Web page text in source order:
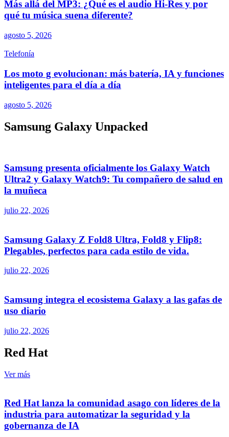
Más allá del MP3: ¿Qué es el audio Hi-Res y por
qué tu música suena diferente?
agosto 5, 2026
Telefonía
Los moto g evolucionan: más batería, IA y funciones
inteligentes para el día a día
agosto 5, 2026
Samsung Galaxy Unpacked
Samsung presenta oficialmente los Galaxy Watch
Ultra2 y Galaxy Watch9: Tu compañero de salud en
la muñeca
julio 22, 2026
Samsung Galaxy Z Fold8 Ultra, Fold8 y Flip8:
Plegables, perfectos para cada estilo de vida.
julio 22, 2026
Samsung integra el ecosistema Galaxy a las gafas de
uso diario
julio 22, 2026
Red Hat
Ver más
Red Hat lanza la comunidad asago con líderes de la
industria para automatizar la seguridad y la
gobernanza de IA